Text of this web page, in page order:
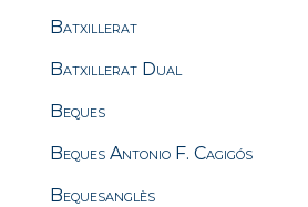
Batxillerat
Batxillerat Dual
Beques
Beques Antonio F. Cagigós
Bequesanglès